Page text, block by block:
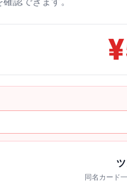
¥
同名カード